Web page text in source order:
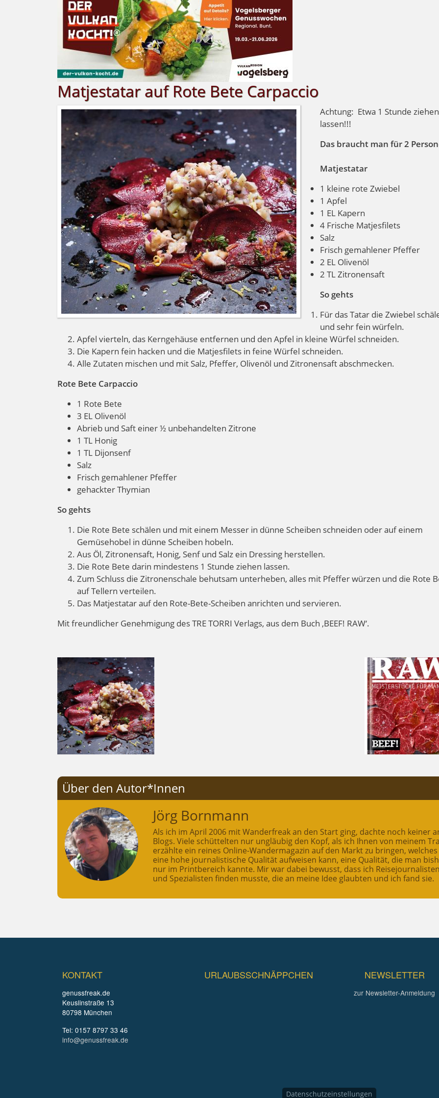
Matjestatar auf Rote Bete Carpaccio
Achtung: Etwa 1 Stunde ziehen
lassen!!!
Das braucht man für 2
Matjestatar
1 kleine rote Zwiebel
1 Apfel
1 EL Kapern
4 Frische Matjesfilets
Salz
Frisch gemahlener Pfeffer
2 EL Olivenöl
2 TL Zitronensaft
So gehts
Für das Tatar die Zwiebel
und sehr fein würfeln.
Apfel vierteln, das Kerngehäuse entfernen und den Apfel in kleine Würfel schneiden.
Die Kapern fein hacken und die Matjesfilets in feine Würfel schneiden.
Alle Zutaten mischen und mit Salz, Pfeffer, Olivenöl und Zitronensaft abschmecken.
Rote Bete Carpaccio
1 Rote Bete
3 EL Olivenöl
Abrieb und Saft einer½ unbehandelten Zitrone
1 TL Honig
1 TL Dijonsenf
Salz
Frisch gemahlener Pfeffer
gehackter Thymian
So gehts
Die Rote Bete schälen und mit einem Messer in dünne Scheiben schneiden oder auf einem
Gemüsehobel in dünne Scheiben hobeln.
Aus Öl, Zitronensaft, Honig, Senf und Salz ein Dressing herstellen.
Die Rote Bete darin mindestens 1 Stunde ziehen lassen.
Zum Schluss die Zitronenschale behutsam unterheben, alles mit Pfefferwürzen und die Rote
auf Tellern verteilen.
Das Matjestatar auf den Rote-Bete-Scheiben anrichten und servieren.
Mit freundlicher Genehmigung des TRE TORRI Verlags, aus dem Buch ‚BEEF! RAW‘.
Über den Autor*Innen
Jörg Bornmann
Als ich im April 2006 mit Wanderfreak an den Start ging, dachte noch keiner
Blogs. Viele schüttelten nur ungläubig den Kopf, als ich Ihnen von meinem
erzählte ein reines Online-Wandermagazin auf den Markt zu bringen, welches
eine hohe journalistische Qualität aufweisen kann, eine Qualität, die man
nur im Printbereich kannte. Mir war dabei bewusst, dass ich
und Spezialisten finden musste, die an meine Idee glaubten und ich fand sie.
KONTAKT
genussfreak.de
Keuslinstraße 13
80798 München
Tel: 0157 8797 33 46
info@genussfreak.de
URLAUBSSCHNÄPPCHEN NEWSLETTER
zur Newsletter-Anmeldung
Datenschutzeinstellungen